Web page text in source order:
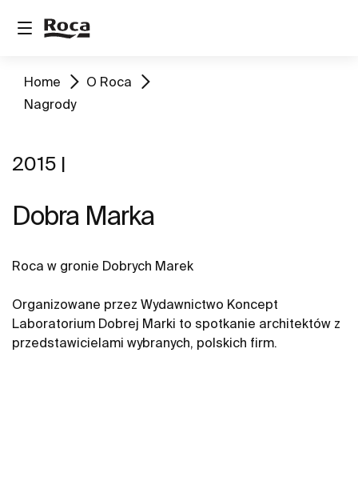
Home
O Roca
Nagrody
2015 |
Dobra Marka
Roca w gronie Dobrych Marek
Organizowane przez Wydawnictwo Koncept
Laboratorium Dobrej Marki to spotkanie architektów z
przedstawicielami wybranych, polskich firm.